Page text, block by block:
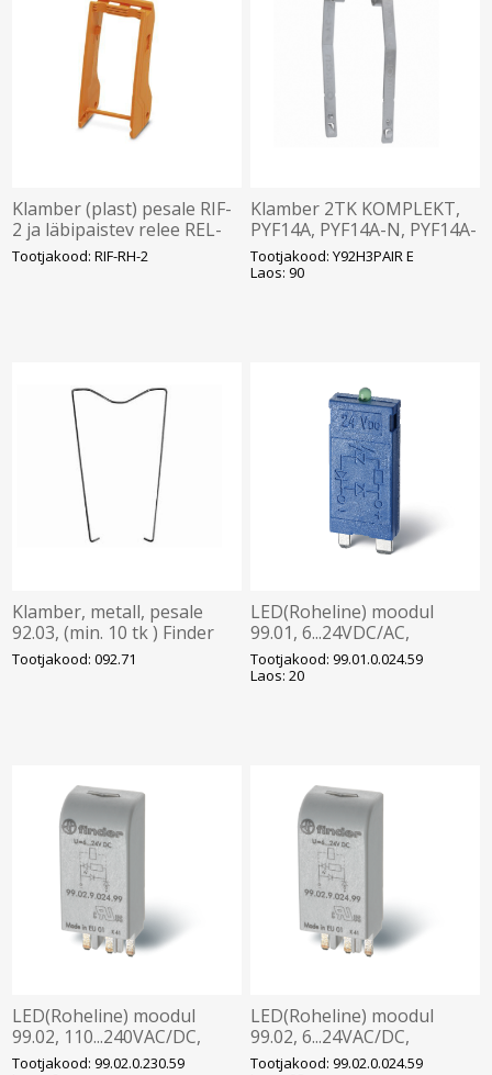
Klamber (plast) pesale RIF-
2 ja läbipaistev relee REL-
IR, Phoenix
Tootjakood: RIF-RH-2
Klamber 2TK KOMPLEKT,
PYF14A, PYF14A-N, PYF14A-
E- jaoks, Omron
Tootjakood: Y92H3PAIR E
Laos: 90
Klamber, metall, pesale
92.03, (min. 10 tk ) Finder
Tootjakood: 092.71
LED(Roheline) moodul
99.01, 6...24VDC/AC,
pesadele 90.20 ja 21, Finder
Tootjakood: 99.01.0.024.59
Laos: 20
LED(Roheline) moodul
99.02, 110...240VAC/DC,
pesadele
Tootjakood: 99.02.0.230.59
LED(Roheline) moodul
99.02, 6...24VAC/DC,
pesadele
Tootjakood: 99.02.0.024.59